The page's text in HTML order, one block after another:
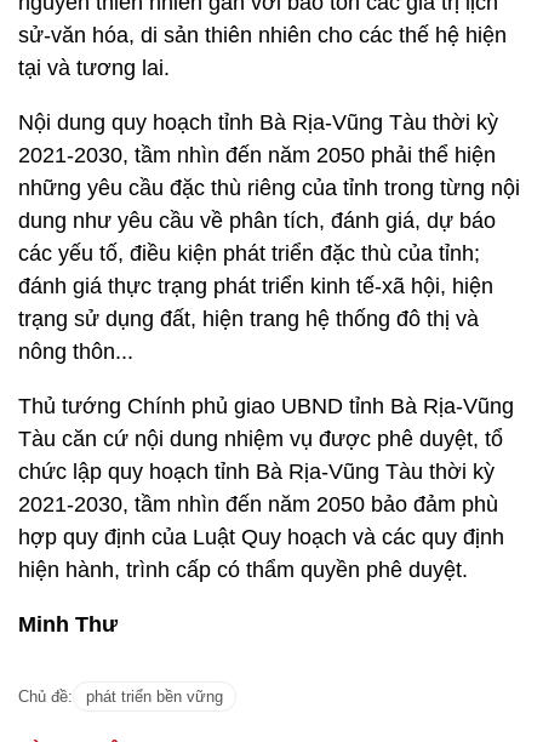
sử-văn hóa, di sản thiên nhiên cho các thế hệ hiện
tại và tương lai.
Nội dung quy hoạch tỉnh Bà Rịa-Vũng Tàu thời kỳ
2021-2030, tầm nhìn đến năm 2050 phải thể hiện
những yêu cầu đặc thù riêng của tỉnh trong từng nội
dung như yêu cầu về phân tích, đánh giá, dự báo
các yếu tố, điều kiện phát triển đặc thù của tỉnh;
đánh giá thực trạng phát triển kinh tế-xã hội, hiện
trạng sử dụng đất, hiện trang hệ thống đô thị và
nông thôn...
Thủ tướng Chính phủ giao UBND tỉnh Bà Rịa-Vũng
Tàu căn cứ nội dung nhiệm vụ được phê duyệt, tổ
chức lập quy hoạch tỉnh Bà Rịa-Vũng Tàu thời kỳ
2021-2030, tầm nhìn đến năm 2050 bảo đảm phù
hợp quy định của Luật Quy hoạch và các quy định
hiện hành, trình cấp có thẩm quyền phê duyệt.
Minh Thư
Chủ đề: phát triển bền vững